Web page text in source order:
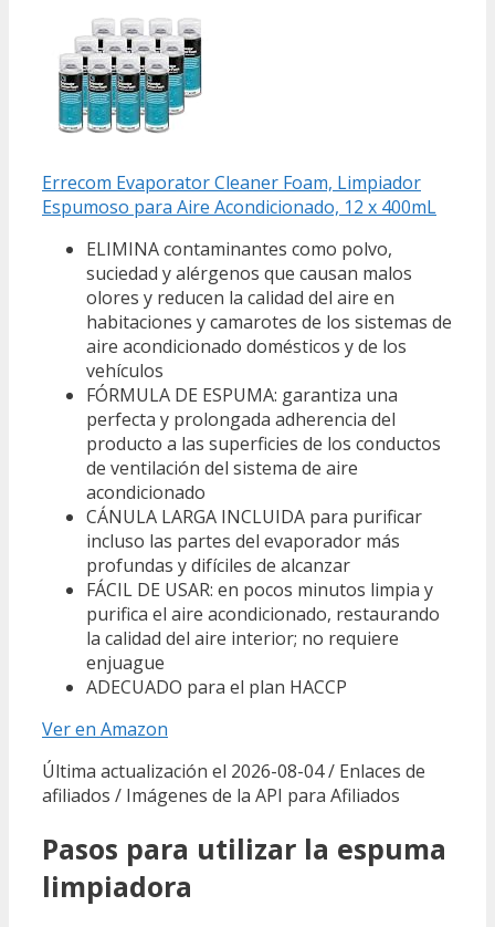
Errecom Evaporator Cleaner Foam, Limpiador
Espumoso para Aire Acondicionado, 12 x 400mL
ELIMINA contaminantes como polvo,
suciedad y alérgenos que causan malos
olores y reducen la calidad del aire en
habitaciones y camarotes de los sistemas de
aire acondicionado domésticos y de los
vehículos
FÓRMULA DE ESPUMA: garantiza una
perfecta y prolongada adherencia del
producto a las superficies de los conductos
de ventilación del sistema de aire
acondicionado
CÁNULA LARGA INCLUIDA para purificar
incluso las partes del evaporador más
profundas y difíciles de alcanzar
FÁCIL DE USAR: en pocos minutos limpia y
purifica el aire acondicionado, restaurando
la calidad del aire interior; no requiere
enjuague
ADECUADO para el plan HACCP
Ver en Amazon
Última actualización el 2026-08-04 / Enlaces de
afiliados / Imágenes de la API para Afiliados
Pasos para utilizar la espuma
limpiadora